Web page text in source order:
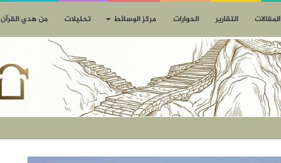
المقالات التقارير الحوارات مركز الوسائط تحليلات من هدي القرآن